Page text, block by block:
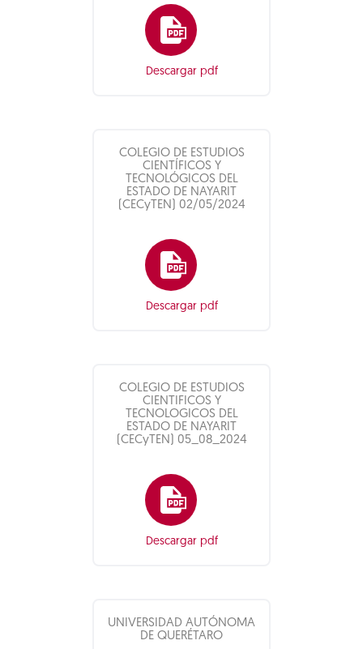
Descargar pdf
COLEGIO DE ESTUDIOS
CIENTÍFICOS Y
TECNOLÓGICOS DEL
ESTADO DE NAYARIT
(CECyTEN) 02/05/2024
Descargar pdf
COLEGIO DE ESTUDIOS
CIENTIFICOS Y
TECNOLOGICOS DEL
ESTADO DE NAYARIT
(CECyTEN) 05_08_2024
Descargar pdf
UNIVERSIDAD AUTÓNOMA
DE QUERÉTARO